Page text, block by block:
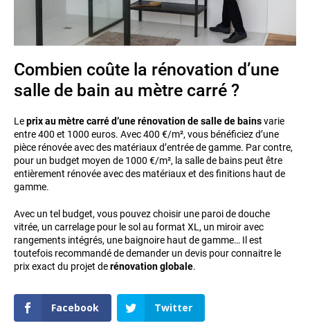
Combien coûte la rénovation d’une
salle de bain au mètre carré ?
Leprix au mètre carré d’une rénovation de salle de bainsvarie
entre 400 et 1000 euros. Avec 400 €/m², vous bénéficiez d’une
pièce rénovée avec des matériaux d’entrée de gamme. Par contre,
pour un budget moyen de 1000 €/m², la salle de bains peut être
entièrement rénovée avec des matériaux et des finitions haut de
gamme.
Avec un tel budget, vous pouvez choisir une paroi de douche
vitrée, un carrelage pour le sol au format XL, un miroir avec
rangements intégrés, une baignoire haut de gamme… Il est
toutefois recommandé de demander un devis pour connaitre le
prix exact du projet derénovation globale.
Facebook Twitter